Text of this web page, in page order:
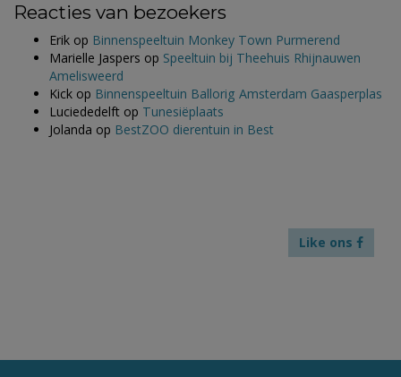
Reacties van bezoekers
Erik op Binnenspeeltuin Monkey Town Purmerend
Marielle Jaspers op Speeltuin bij Theehuis Rhijnauwen
Amelisweerd
Kick op Binnenspeeltuin Ballorig Amsterdam Gaasperplas
Luciededelft op Tunesiëplaats
Jolanda op BestZOO dierentuin in Best
Like ons